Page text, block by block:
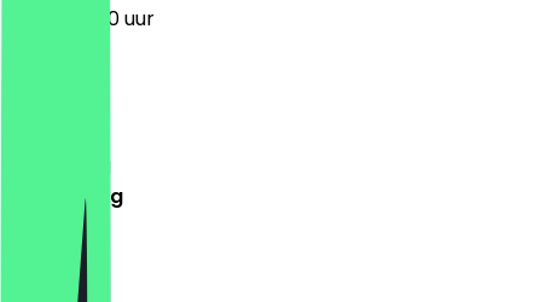
12:00 - 19:00 uur
Donderdag
Zaterdag
Zondag